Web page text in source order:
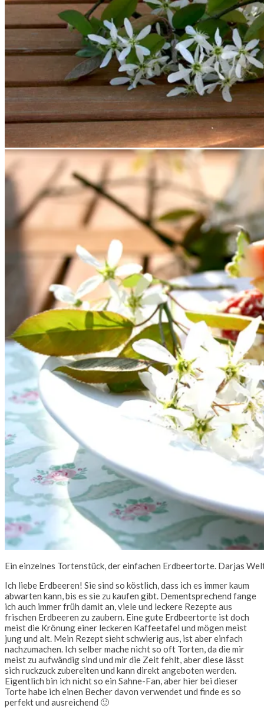
Ein einzelnes Tortenstück, der einfachen Erdbeertorte. Darjas
Ich liebe Erdbeeren! Sie sind so köstlich, dass ich es immer kaum
abwarten kann, bis es sie zu kaufen gibt. Dementsprechend fange
ich auch immer früh damit an, viele und leckere Rezepte aus
frischen Erdbeeren zu zaubern. Eine gute Erdbeertorte ist doch
meist die Krönung einer leckeren Kaffeetafel und mögen meist
jung und alt. Mein Rezept sieht schwierig aus, ist aber einfach
nachzumachen. Ich selber mache nicht so oft Torten, da die mir
meist zu aufwändig sind und mir die Zeit fehlt, aber diese lässt
sich ruckzuck zubereiten und kann direkt angeboten werden.
Eigentlich bin ich nicht so ein Sahne-Fan, aber hier bei dieser
Torte habe ich einen Becher davon verwendet und finde es so
perfekt und ausreichend 🙂